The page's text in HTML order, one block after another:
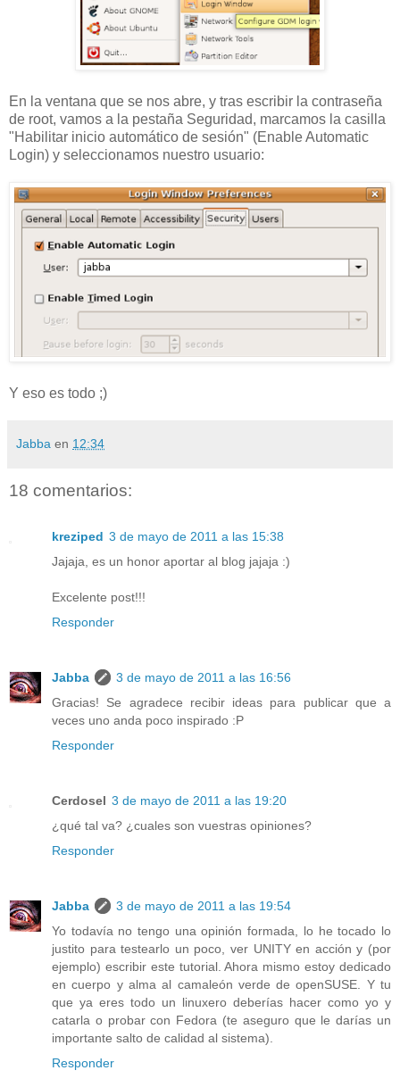
En la ventana que se nos abre, y tras escribir la contraseña
de root, vamos a la pestaña Seguridad, marcamos la casilla
"Habilitar inicio automático de sesión" (Enable Automatic
Login) y seleccionamos nuestro usuario:
Y eso es todo ;)
Jabba en 12:34
18 comentarios:
kreziped 3 de mayo de 2011 a las 15:38
Jajaja, es un honor aportar al blog jajaja :)
Excelente post!!!
Responder
Jabba
3 de mayo de 2011 a las 16:56
Gracias! Se agradece recibir ideas para publicar que a
veces uno anda poco inspirado :P
Responder
Cerdosel 3 de mayo de 2011 a las 19:20
¿qué tal va? ¿cuales son vuestras opiniones?
Responder
Jabba
3 de mayo de 2011 a las 19:54
Yo todavía no tengo una opinión formada, lo he tocado lo
justito para testearlo un poco, ver UNITY en acción y (por
ejemplo) escribir este tutorial. Ahora mismo estoy dedicado
en cuerpo y alma al camaleón verde de openSUSE. Y tu
que ya eres todo un linuxero deberías hacer como yo y
catarla o probar con Fedora (te aseguro que le darías un
importante salto de calidad al sistema).
Responder